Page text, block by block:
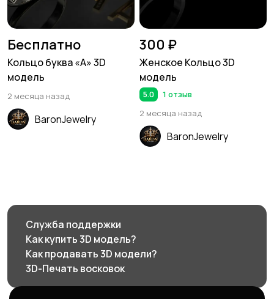
Бесплатно
Кольцо буква «A» 3D
модель
2 месяца назад
BaronJewelry
300 ₽
Женское Кольцо 3D
модель
5.0
1 отзыв
2 месяца назад
BaronJewelry
Служба поддержки
Как купить 3D модель?
Как продавать 3D модели?
3D-Печать восковок